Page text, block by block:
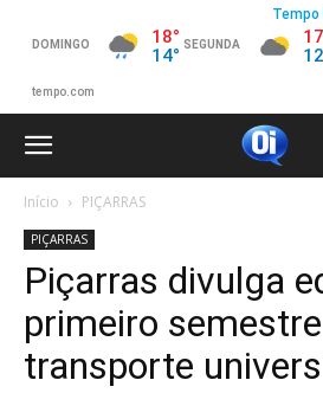
Início PIÇARRAS
PIÇARRAS
Piçarras divulga
primeiro
transporte